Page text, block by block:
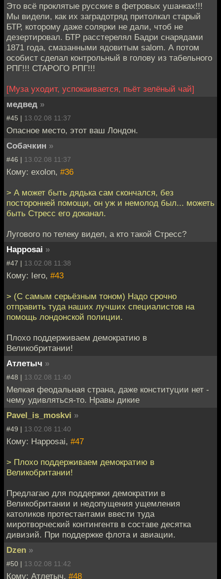
Это всё проклятые русские в фетровых ушанках!!!
Мы видели, как их заградотряд притолкал старый
БТР, которому даже солярки не дали, чтоб не
дезертировал. БТР расстерелял Бадри снарядами
1871 года, смазанными ядовитым salom. А потом
особист сделал контрольный в голову из табельного
РПГ!!! СТАРОГО РПГ!!!
[Муза уходит, успокаивается, пьёт зелёный чай]
медвед »
#45 | 13.02.08 11:37
Опасное место, этот ваш Лондон.
Собачкин »
#46 | 13.02.08 11:37
Кому: exolon, #36
> А может быть дядька сам скончался, без
посторонней помощи, он уж и немолод был... можеть
быть Стресс его доканал.
Лугового по телеку видел, а кто такой Стресс?
Happosai »
#47 | 13.02.08 11:38
Кому: Iero, #43
> (С самым серьёзным тоном) Надо срочно
отправить туда наших лучших специалистов на
помощь лондонской полиции.
Плохо поддерживаем демократию в
Великобритании!
Атлетыч »
#48 | 13.02.08 11:40
Мелкая феодальная страна, даже конституции нет -
чему удивляться-то. Нравы дикие
Pavel_is_moskvi »
#49 | 13.02.08 11:40
Кому: Happosai, #47
> Плохо поддерживаем демократию в
Великобритании!
Предлагаю для поддержки демократии в
Великобритании и недопущения ущемления
католиков протестантами ввести туда
миротворческий контингентв в составе десятка
дивизий. При поддержке флота и авиации.
Dzen »
#50 | 13.02.08 11:42
Кому: Атлетыч, #48